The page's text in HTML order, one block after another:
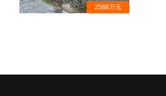
2588万元